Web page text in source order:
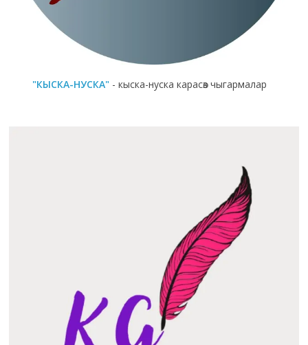
"КЫСКА-НУСКА" - кыска-нуска карасөз чыгармалар